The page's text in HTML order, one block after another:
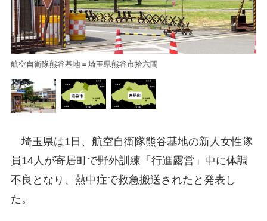
航空自衛隊熊谷基地＝埼玉県熊谷市拾六間
埼玉県は1日、航空自衛隊熊谷基地の新人女性隊
員14人が寄居町で野外訓練「行進露営」中に体調
不良となり、熱中症で救急搬送されたと発表し
た。